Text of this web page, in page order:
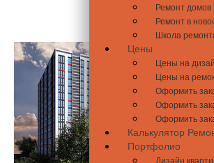
Ремонт домов
Ремонт в
Школа
Цены
Цены на
Цены на
Оформить
Оформить
Оформить
Калькулятор
Портфолио
Дизайн